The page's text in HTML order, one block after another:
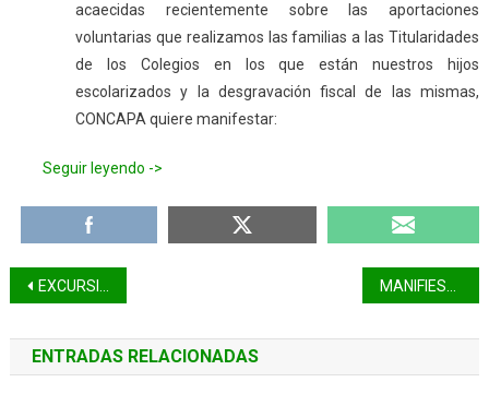
acaecidas recientemente sobre las aportaciones
voluntarias que realizamos las familias a las Titularidades
de los Colegios en los que están nuestros hijos
escolarizados y la desgravación fiscal de las mismas,
CONCAPA quiere manifestar:
Seguir leyendo ->
Navegación
de
entradas
EXCURSIÓN FAMILIAR A DINOPARK MANIFIESTO POR UNA EDUCACIÓN EN LIBERTAD
ENTRADAS RELACIONADAS